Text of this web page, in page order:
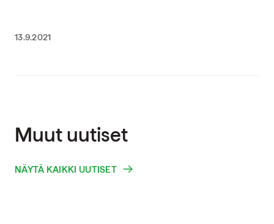
13.9.2021
Muut uutiset
NÄYTÄ KAIKKI UUTISET